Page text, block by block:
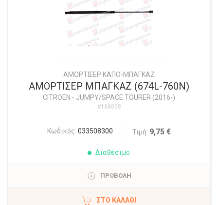
ΑΜΟΡΤΙΣΕΡ ΚΑΠΟ-ΜΠΑΓΚΑΖ
ΑΜΟΡΤΙΣΕΡ ΜΠΑΓΚΑΖ (674L-760N)
CITROEN - JUMPY/SPACE TOURER (2016-)
#188068
Κωδικός: 033508300 Τιμή: 9,75 €
Διαθέσιμο
ΠΡΟΒΟΛΗ
ΣΤΟ ΚΑΛΆΘΙ